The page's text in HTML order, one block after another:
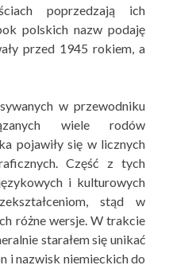
poprzedzają ich
polskich nazw podaję
przed 1945 rokiem, a
w przewodniku
wiele rodów
pojawiły się w licznych
Część z tych
i kulturowych
stąd w
różne wersje. W trakcie
starałem się unikać
i nazwisk niemieckich do